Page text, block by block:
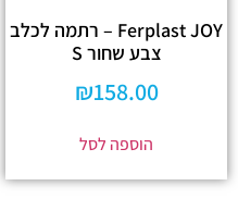
Ferplast JOY – רתמה לכלב
צבע שחור S
₪158.00
הוספה לסל